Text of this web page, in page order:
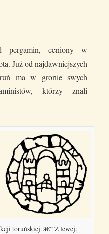
pergamin, ceniony w
Już od najdawniejszych
ma w gronie swych
którzy znali
toruńskiej. â€” Z lewej: